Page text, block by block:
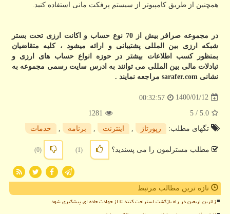
همچنین از طریق کامپیوتر از سیستم پرفکت مانی استفاده کنید.
در مجموعه صرافر بیش از 70 نوع حساب و اکانت ارزی تحت بستر
شبکه ارزی بین المللی پشتیبانی و ارائه میشود ، کلیه متقاضیان
بمنظور کسب اطلاعات بیشتر در حوزه انواع حساب های ارزی و
تبادلات مالی بین المللی می توانند به ادرس سایت رسمی مجموعه به
نشانی sarafer.com مراجعه نمایند .
1400/01/12
00:32:57
5.0
/ 5
1281
تگهای مطلب:
رپورتاژ , اینترنت , برنامه , خدمات
مطلب مسترلمون را می پسندید؟ (1)
(0)
تازه ترین مطالب مرتبط
زائرین اربعین در راه بازگشت استراحت کنند تا از حوادث جاده ای پیشگیری شود